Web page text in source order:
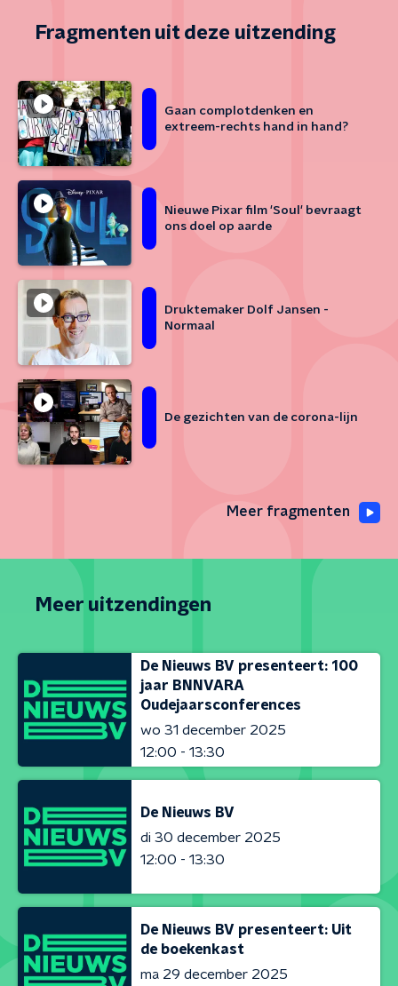
Fragmenten uit deze uitzending
Gaan complotdenken en
extreem-rechts hand in hand?
Nieuwe Pixar film 'Soul' bevraagt
ons doel op aarde
Druktemaker Dolf Jansen -
Normaal
De gezichten van de corona-lijn
Meer fragmenten
Meer uitzendingen
De Nieuws BV presenteert: 100
jaar BNNVARA
Oudejaarsconferences
wo 31 december 2025
12:00 - 13:30
De Nieuws BV
di 30 december 2025
12:00 - 13:30
De Nieuws BV presenteert: Uit
de boekenkast
ma 29 december 2025